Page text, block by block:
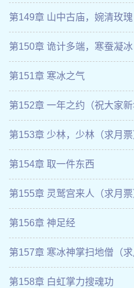
第149章 山中古庙，婉清玫瑰
第150章 诡计多端，寒蚕凝冰
第151章 寒冰之气
第152章 一年之约（祝大家
财）
第153章 少林，少林（求月票
第154章 取一件东西
第155章 灵鹫宫来人（求月票
第156章 神足经
第157章 寒冰神掌扫地僧（求
第158章 白虹掌力搜魂功